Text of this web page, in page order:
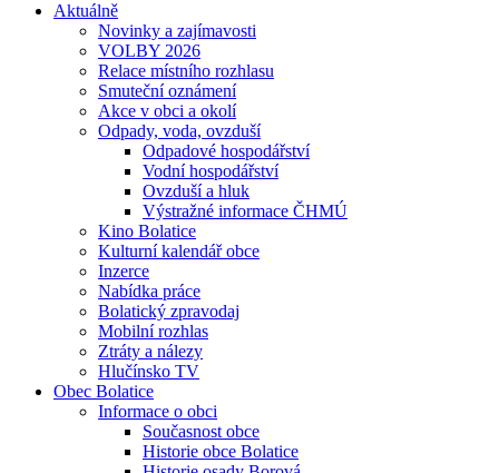
Aktuálně
Novinky a zajímavosti
VOLBY 2026
Relace místního rozhlasu
Smuteční oznámení
Akce v obci a okolí
Odpady, voda, ovzduší
Odpadové hospodářství
Vodní hospodářství
Ovzduší a hluk
Výstražné informace ČHMÚ
Kino Bolatice
Kulturní kalendář obce
Inzerce
Nabídka práce
Bolatický zpravodaj
Mobilní rozhlas
Ztráty a nálezy
Hlučínsko TV
Obec Bolatice
Informace o obci
Současnost obce
Historie obce Bolatice